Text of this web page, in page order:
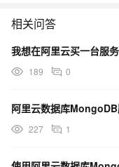
相关问答
189 0
227 1